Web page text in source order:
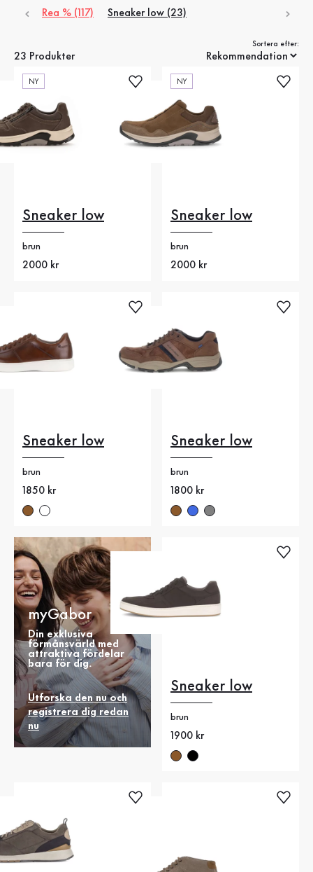
Rea % (117) Sneaker low (23)
23 Produkter
Sortera efter:
NY
Sneaker low
brun
Nytt pris
2000 kr
NY
Sneaker low
brun
Nytt pris
2000 kr
Sneaker low
brun
Nytt pris
1850 kr
Sneaker low
brun
Nytt pris
1800 kr
myGabor
Din exklusiva
förmånsvärld med
attraktiva fördelar
bara för dig.
Utforska den nu och
registrera dig redan
nu
Sneaker low
brun
Nytt pris
1900 kr